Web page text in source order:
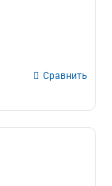
Сравнить